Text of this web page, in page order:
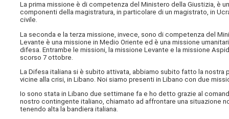
La prima missione è di competenza del Ministero della Giustizia, è
componenti della magistratura, in particolare di un magistrato, in
civile.
La seconda e la terza missione, invece, sono di competenza del
Levante è una missione in Medio Oriente ed è una missione
difesa. Entrambe le missioni, la missione Levante e la missione
scorso 7 ottobre.
La Difesa italiana si è subito attivata, abbiamo subito fatto la
vicine alla crisi, in Libano. Noi siamo presenti in Libano con due
Io sono stata in Libano due settimane fa e ho detto grazie al
nostro contingente italiano, chiamato ad affrontare una situazione
tenendo alta la bandiera italiana.